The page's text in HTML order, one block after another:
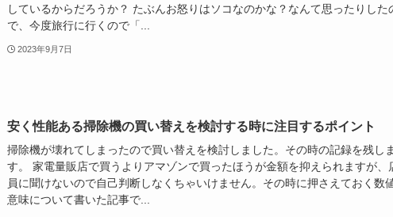
しているからだろうか？ たぶんお怒りはソコなのかな？なんて思ったりした
で、今度旅行に行くので「...
2023年9月7日
安く性能ある掃除機の買い替えを検討する時に注目するポイント
掃除機が壊れてしまったので買い替えを検討しました。その時の記録を残しま
す。 家電量販店で買うよりアマゾンで買ったほうが金額を抑えられますが、
員に聞けないので自己判断しなくちゃいけません。その時に押さえておく数
意味について書いた記事で...